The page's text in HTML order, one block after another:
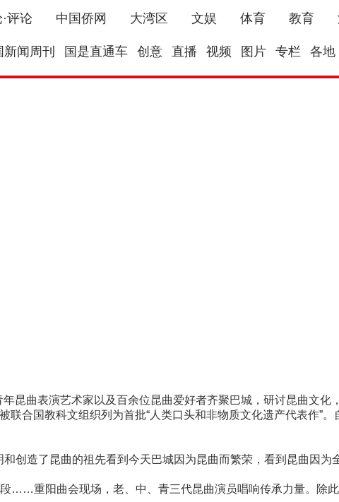
评论 中国侨网 大湾区 文娱 体育 教育
新闻周刊 国是直通车 创意 直播 视频 图片 专栏 各地
曲表演艺术家以及百余位昆曲爱好者齐聚巴城，研讨昆曲文化
合国教科文组织列为首批“人类口头和非物质文化遗产代表作”。
造了昆曲的祖先看到今天巴城因为昆曲而繁荣，看到昆曲因为
重阳曲会现场，老、中、青三代昆曲演员唱响传承力量。除